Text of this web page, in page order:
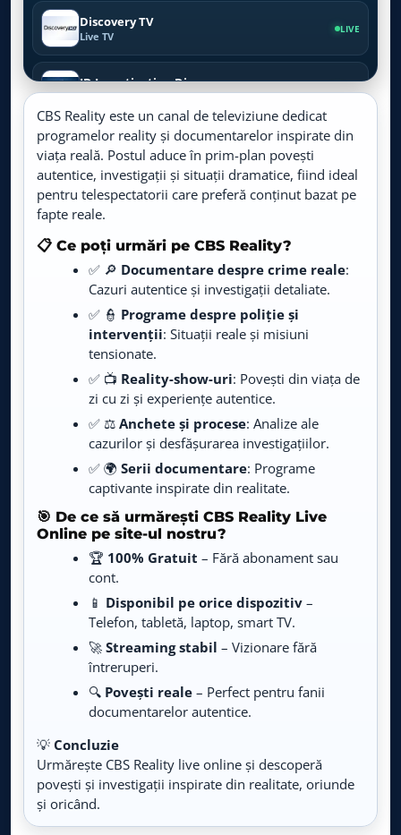
Discovery TV
Live TV
LIVE
ID Investigation Disovery
Live TV
Crime Investigation TV
Live TV
Viasat Nature
Live TV
Viasat History
Live TV
LIVE
Viasat Explorer
Live TV
CBS Reality
Live TV
BBC Earth
Live TV
Live TV
TV Paprika
Live TV
Food Network
Live TV
Prima World
Live TV
Love Nature
Live TV
Fastion TV
Live TV
CBS Reality este un canal de televiziune dedicat
programelor reality și documentarelor inspirate din
viața reală. Postul aduce în prim-plan povești
autentice, investigații și situații dramatice, fiind ideal
pentru telespectatorii care preferă conținut bazat pe
fapte reale.
📋 Ce poți urmări pe CBS Reality?
✅ 🔎 Documentare despre crime reale:
Cazuri autentice și investigații detaliate.
✅ 👮 Programe despre poliție și
intervenții: Situații reale și misiuni
tensionate.
✅ 📺 Reality-show-uri: Povești din viața de
zi cu zi și experiențe autentice.
✅ ⚖️ Anchete și procese: Analize ale
cazurilor și desfășurarea investigațiilor.
✅ 🌍 Serii documentare: Programe
captivante inspirate din realitate.
🎯 De ce să urmărești CBS Reality Live
Online pe site-ul nostru?
🏆 100% Gratuit – Fără abonament sau
cont.
📱 Disponibil pe orice dispozitiv –
Telefon, tabletă, laptop, smart TV.
🚀 Streaming stabil – Vizionare fără
întreruperi.
🔍 Povești reale – Perfect pentru fanii
documentarelor autentice.
💡 Concluzie
Urmărește CBS Reality live online și descoperă
povești și investigații inspirate din realitate, oriunde
și oricând.